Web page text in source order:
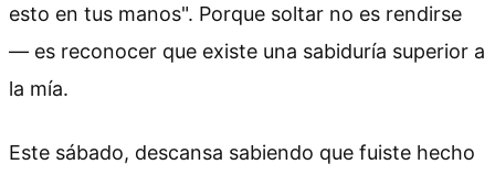
esto en tus manos". Porque soltar no es rendirse
— es reconocer que existe una sabiduría superior a
la mía.
Este sábado, descansa sabiendo que fuiste hecho